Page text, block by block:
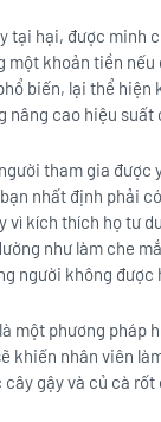
tại hại, được minh
khoản tiền
biến, lại thể
cao hiệu suất
tham gia
nhất định phải
kích thích họ tư
như làm che
người không được
một phương pháp
khiến nhân viên
gậy và củ cà